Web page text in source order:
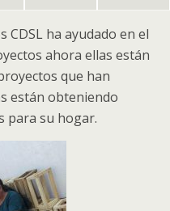
CDSL ha ayudado en el
ahora ellas están
que han
están obteniendo
para su hogar.